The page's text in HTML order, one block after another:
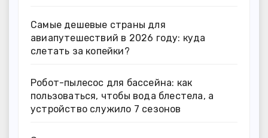
Самые дешевые страны для
авиапутешествий в 2026 году: куда
слетать за копейки?
Робот-пылесос для бассейна: как
пользоваться, чтобы вода блестела, а
устройство служило 7 сезонов